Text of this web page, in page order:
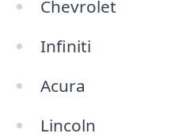
Chevrolet
Infiniti
Acura
Lincoln